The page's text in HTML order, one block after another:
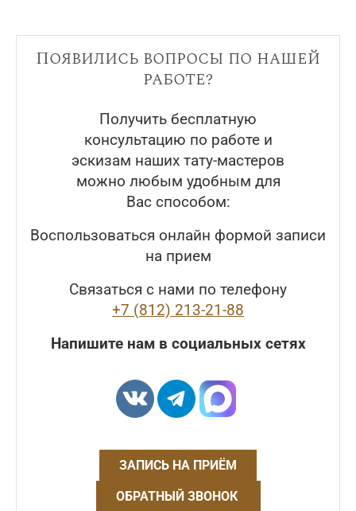
Появились вопросы по нашей
работе?
Получить бесплатную
консультацию по работе и
эскизам наших тату-мастеров
можно любым удобным для
Вас способом:
Воспользоваться онлайн формой записи
на прием
Связаться с нами по телефону
+7 (812) 213-21-88
Напишите нам в социальных сетях
ЗАПИСЬ НА ПРИЁМ
ОБРАТНЫЙ ЗВОНОК